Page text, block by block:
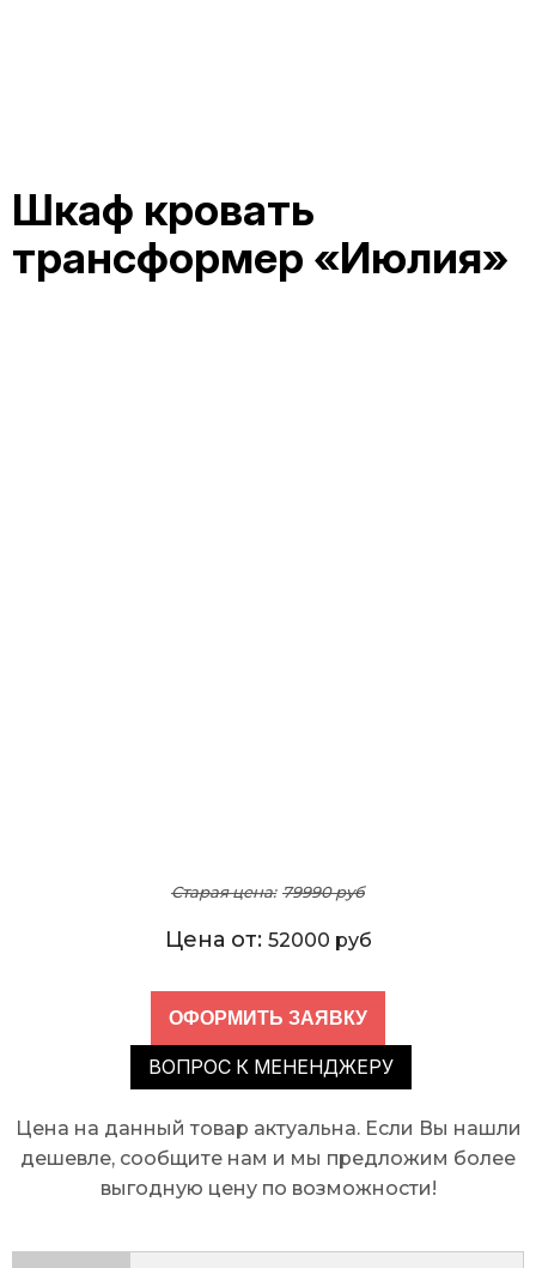
Шкаф кровать
трансформер «Июлия»
Старая цена: 79990 руб
Цена от: 52000 руб
ВОПРОС К МЕНЕНДЖЕРУ
Цена на данный товар актуальна. Если Вы нашли
дешевле, сообщите нам и мы предложим более
выгодную цену по возможности!